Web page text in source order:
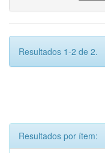
Resultados 1-2 de 2.
Resultados por ítem: